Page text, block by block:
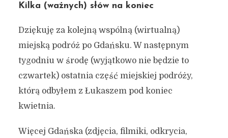
Kilka (ważnych) słów na koniec
Dziękuję za kolejną wspólną (wirtualną)
miejską podróż po Gdańsku. W następnym
tygodniu w środę (wyjątkowo nie będzie to
czwartek) ostatnia część miejskiej podróży,
którą odbyłem z Łukaszem pod koniec
kwietnia.
Więcej Gdańska (zdjęcia, filmiki, odkrycia,